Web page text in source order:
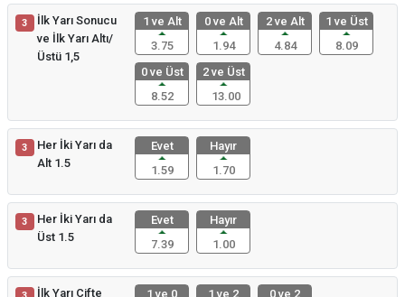
3
İlk Yarı Sonucu
ve İlk Yarı Altı/
Üstü 1,5
1 ve Alt
3.75
0 ve Alt
1.94
2 ve Alt
4.84
1 ve Üst
8.09
0 ve Üst
8.52
2 ve Üst
13.00
3
Her İki Yarı da
Alt 1.5
Evet
1.59
Hayır
1.70
3
Her İki Yarı da
Üst 1.5
Evet
7.39
Hayır
1.00
İlk Yarı Çifte
1 ve 0
1 ve 2
0 ve 2